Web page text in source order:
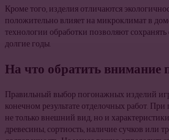
Кроме того, изделия отличаются
положительно влияет на микроклимат в
технологии обработки позволяют
долгие годы.
На что обратить внимание
Правильный выбор погонажных изделий
конечном результате отделочных работ.
не только внешний вид, но и
древесины, сортность, наличие сучков